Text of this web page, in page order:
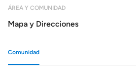
ÁREA Y COMUNIDAD
Mapa y Direcciones
Comunidad